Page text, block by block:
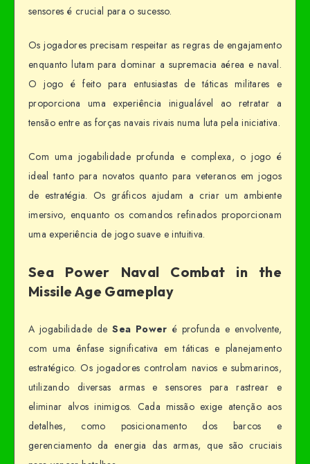
sensores é crucial para o sucesso.
Os jogadores precisam respeitar as regras de engajamento
enquanto lutam para dominar a supremacia aérea e naval.
O jogo é feito para entusiastas de táticas militares e
proporciona uma experiência inigualável ao retratar a
tensão entre as forças navais rivais numa luta pela iniciativa.
Com uma jogabilidade profunda e complexa, o jogo é
ideal tanto para novatos quanto para veteranos em jogos
de estratégia. Os gráficos ajudam a criar um ambiente
imersivo, enquanto os comandos refinados proporcionam
uma experiência de jogo suave e intuitiva.
Sea Power Naval Combat in the
Missile Age Gameplay
A jogabilidade deSea Power é profunda e envolvente,
com uma ênfase significativa em táticas e planejamento
estratégico. Os jogadores controlam navios e submarinos,
utilizando diversas armas e sensores para rastrear e
eliminar alvos inimigos. Cada missão exige atenção aos
detalhes, como posicionamento dos barcos e
gerenciamento da energia das armas, que são cruciais